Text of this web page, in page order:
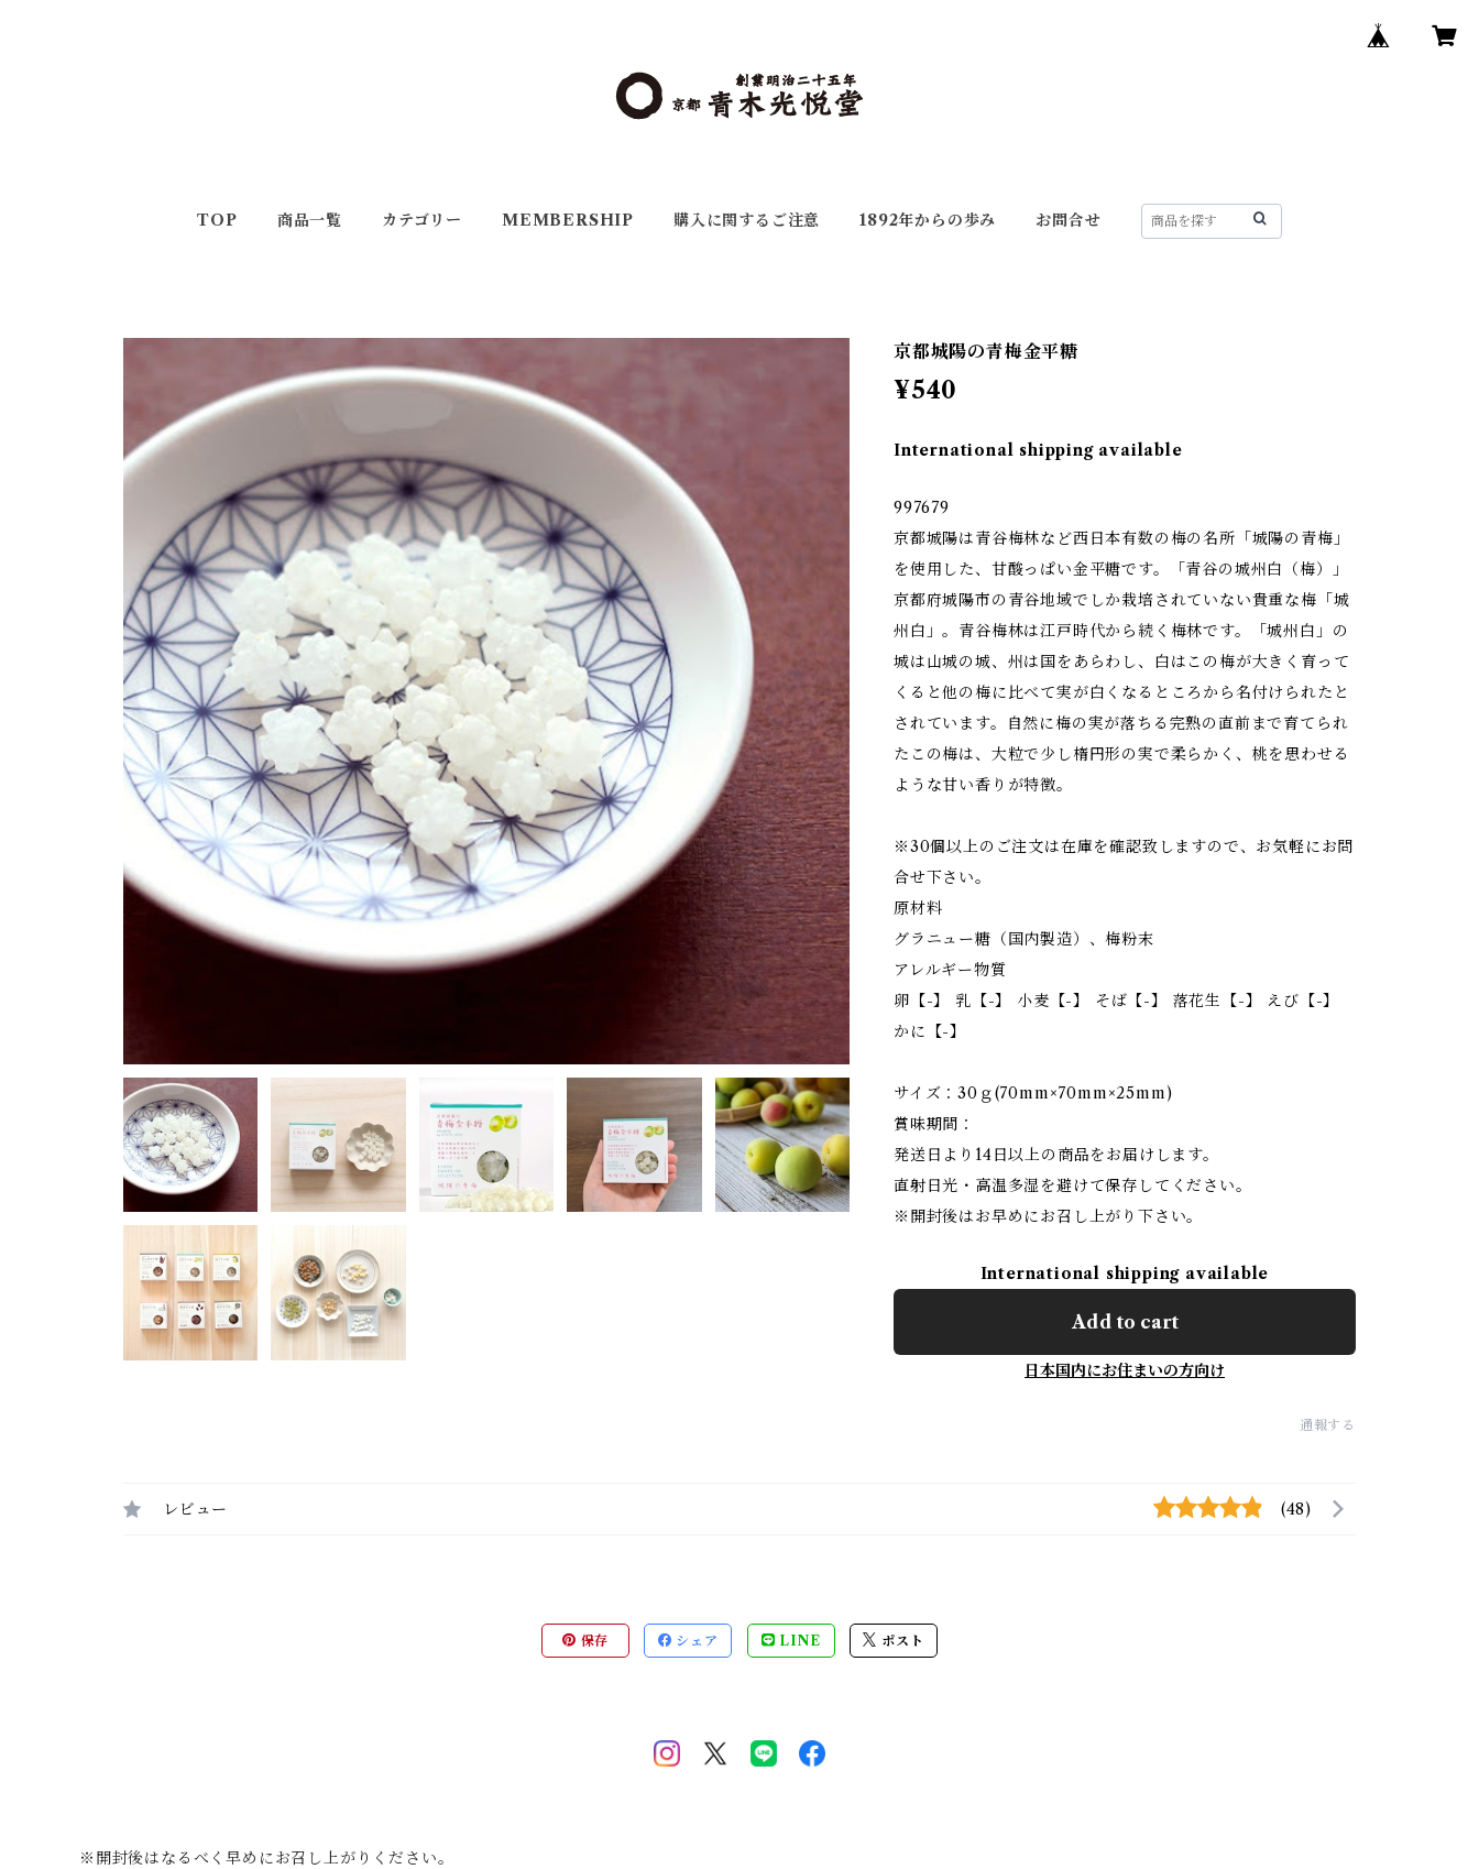
TOP 商品一覧 カテゴリー MEMBERSHIP 購入に関するご注意 1892年からの歩み お問合せ
京都城陽の青梅金平糖
¥540
International shipping available
997679
京都城陽は青谷梅林など西日本有数の梅の名所「城陽の青梅」
を使用した、甘酸っぱい金平糖です。「青谷の城州白（梅）」
京都府城陽市の青谷地域でしか栽培されていない貴重な梅「城
州白」。青谷梅林は江戸時代から続く梅林です。「城州白」の
城は山城の城、州は国をあらわし、白はこの梅が大きく育って
くると他の梅に比べて実が白くなるところから名付けられたと
されています。自然に梅の実が落ちる完熟の直前まで育てられ
たこの梅は、大粒で少し楕円形の実で柔らかく、桃を思わせる
ような甘い香りが特徴。
※30個以上のご注文は在庫を確認致しますので、お気軽にお問
合せ下さい。
原材料
グラニュー糖（国内製造）、梅粉末
アレルギー物質
卵【-】 乳【-】 小麦【-】 そば【-】 落花生【-】 えび【-】
かに【-】
サイズ：30ｇ(70mm×70mm×25mm)
賞味期間：
発送日より14日以上の商品をお届けします。
直射日光・高温多湿を避けて保存してください。
※開封後はお早めにお召し上がり下さい。
International shipping available
Add to cart
日本国内にお住まいの方向け
通報する
レビュー (48)
保存 シェア LINE ポスト
※開封後はなるべく早めにお召し上がりください。